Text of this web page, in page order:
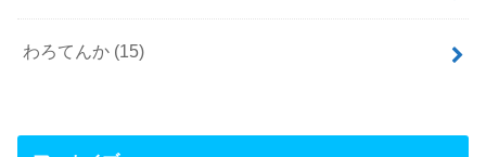
わろてんか (15)